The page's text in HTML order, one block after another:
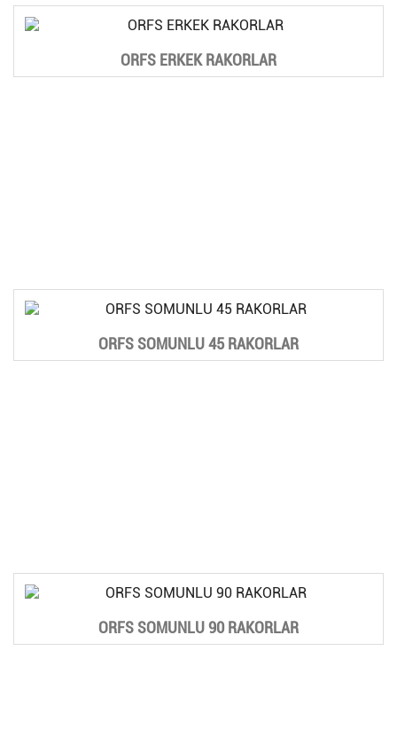
ORFS ERKEK RAKORLAR
ORFS SOMUNLU 45 RAKORLAR
ORFS SOMUNLU 90 RAKORLAR